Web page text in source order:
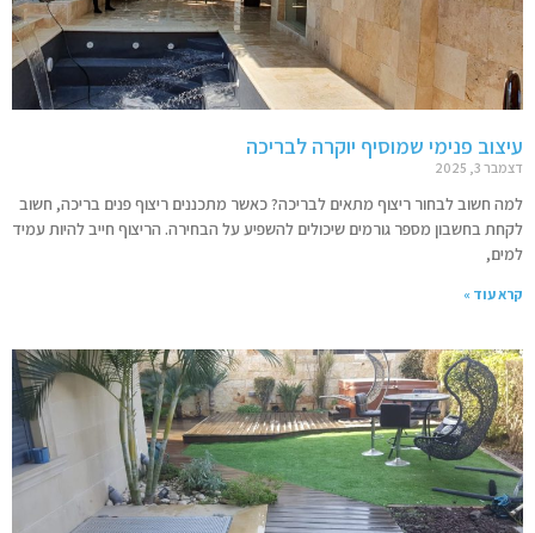
עיצוב פנימי שמוסיף יוקרה לבריכה
דצמבר 3, 2025
למה חשוב לבחור ריצוף מתאים לבריכה? כאשר מתכננים ריצוף פנים בריכה, חשוב
לקחת בחשבון מספר גורמים שיכולים להשפיע על הבחירה. הריצוף חייב להיות עמיד
למים,
קרא עוד »